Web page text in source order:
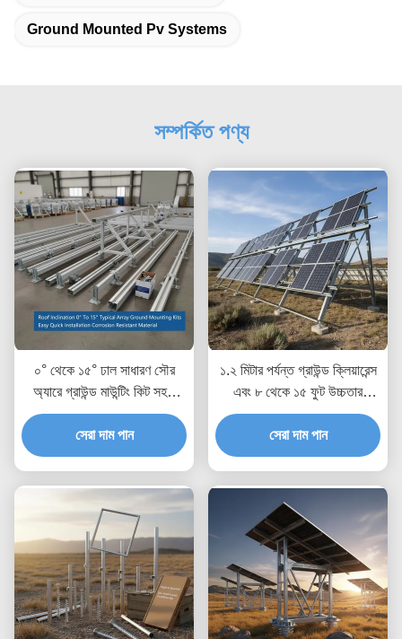
Ground Mounted Pv Systems
সম্পর্কিত পণ্য
০° থেকে ১৫° ঢাল সাধারণ সৌর
অ্যারে গ্রাউন্ড মাউন্টিং কিট সহজ
দ্রুত ইনস্টলেশন ক্ষয়রোধী উপাদান
সেরা দাম পান
১.২ মিটার পর্যন্ত গ্রাউন্ড ক্লিয়ারেন্স
এবং ৮ থেকে ১৫ ফুট উচ্চতার
ক্লিয়ারেন্স সহ ল্যান্ডস্কেপ বা
পোর্ট্রেট মডিউল ওরিয়েন্টেশন সোলার
প্যানেল গ্রাউন্ড মাউন্টিং সিস্টেম
সেরা দাম পান